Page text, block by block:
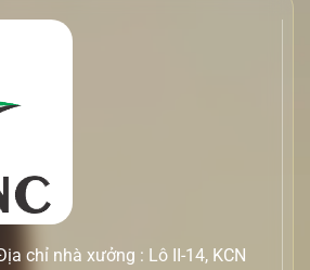
chỉ nhà xưởng : Lô II-14, KCN